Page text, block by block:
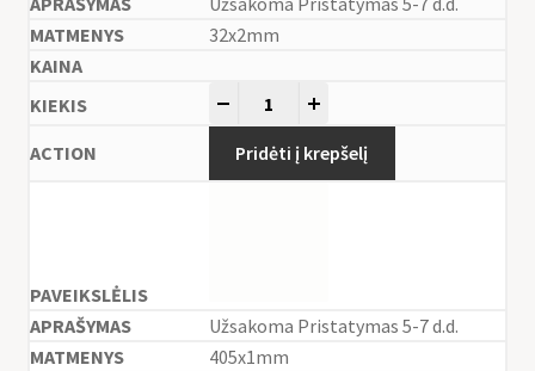
32x2mm
Pridėti į krepšelį
Užsakoma Pristatymas 5-7 d.d.
405x1mm